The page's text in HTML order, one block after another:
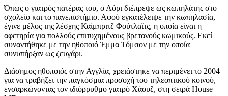
Όπως ο γιατρός πατέρας του, ο Λόρι διέπρεψε ως κωπηλάτης στο
σχολείο και το πανεπιστήμιο. Αφού εγκατέλειψε την κωπηλασία,
έγινε μέλος της λέσχης Καίμπριτζ Φούτλαϊτς, η οποία είναι η
αφετηρία για πολλούς επιτυχημένους βρετανούς κωμικούς. Εκεί
συναντήθηκε με την ηθοποιό Έμμα Τόμσον με την οποία
συνυπήρξαν ως ζευγάρι.
Διάσημος ηθοποιός στην Αγγλία, χρειάστηκε να περιμένει το 2004
για να τραβήξει την παγκόσμια προσοχή του τηλεοπτικού κοινού,
ενσαρκώνοντας τον ιδιόρρυθμο γιατρό Χάουζ, στη σειρά House